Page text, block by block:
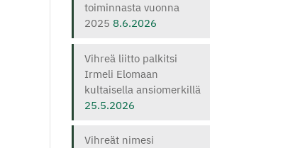
toiminnasta vuonna
2025 8.6.2026
Vihreä liitto palkitsi
Irmeli Elomaan
kultaisella ansiomerkillä
25.5.2026
Vihreät nimesi